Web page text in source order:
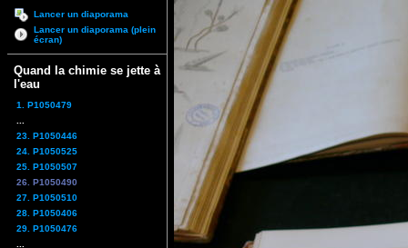
Lancer un diaporama
Lancer un diaporama (plein
écran)
Quand la chimie se jette à
l'eau
1. P1050479
23. P1050446
24. P1050525
25. P1050507
26. P1050490
27. P1050510
28. P1050406
29. P1050476